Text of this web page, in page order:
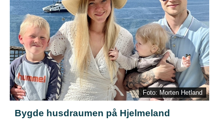
Foto: Morten Hetland
Bygde husdraumen på Hjelmeland